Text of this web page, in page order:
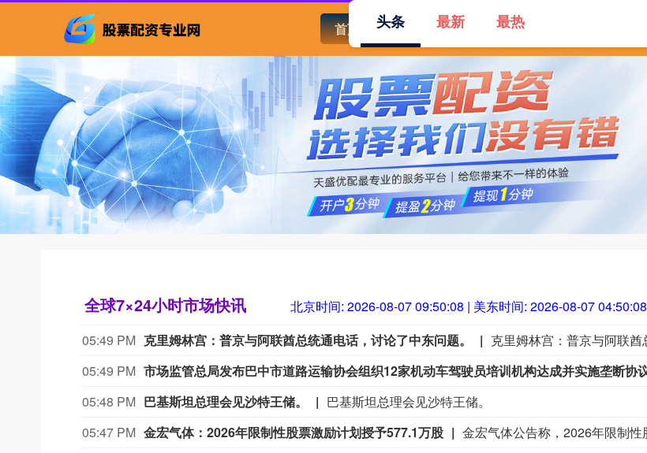
首页 怀远策略 线上股票配资
全球7×24小时市场快讯 北京时间: 2026-08-07 09:50:09 | 美东时间: 2026-08-07 04:50:09
05:49 PM 克里姆林宫：普京与阿联酋总统通电话，讨论了中东问题。
05:49 PM
05:48 PM 巴基斯坦总理会见沙特王储。
巴基斯坦总理会见沙特王储。
05:47 PM 金宏气体：2026年限制性股票激励计划授予577.1万股
头条 最新 最热